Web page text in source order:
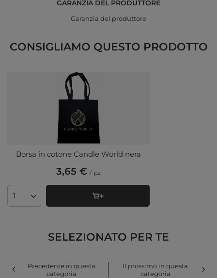
GARANZIA DEL PRODUTTORE
Garanzia del produttore
CONSIGLIAMO QUESTO PRODOTTO
Borsa in cotone Candle World nera
3,65 € / pz.
Quantità di prodotti
SELEZIONATO PER TE
Precedente in questa
categoria
Il prossimo in questa
categoria